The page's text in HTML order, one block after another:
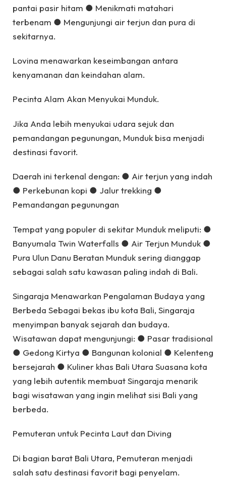
pantai pasir hitam ● Menikmati matahari
terbenam ● Mengunjungi air terjun dan pura di
sekitarnya.
Lovina menawarkan keseimbangan antara
kenyamanan dan keindahan alam.
Pecinta Alam Akan Menyukai Munduk.
Jika Anda lebih menyukai udara sejuk dan
pemandangan pegunungan, Munduk bisa menjadi
destinasi favorit.
Daerah ini terkenal dengan: ● Air terjun yang indah
● Perkebunan kopi ● Jalur trekking ●
Pemandangan pegunungan
Tempat yang populer di sekitar Munduk meliputi: ●
Banyumala Twin Waterfalls ● Air Terjun Munduk ●
Pura Ulun Danu Beratan Munduk sering dianggap
sebagai salah satu kawasan paling indah di Bali.
Singaraja Menawarkan Pengalaman Budaya yang
Berbeda Sebagai bekas ibu kota Bali, Singaraja
menyimpan banyak sejarah dan budaya.
Wisatawan dapat mengunjungi: ● Pasar tradisional
● Gedong Kirtya ● Bangunan kolonial ● Kelenteng
bersejarah ● Kuliner khas Bali Utara Suasana kota
yang lebih autentik membuat Singaraja menarik
bagi wisatawan yang ingin melihat sisi Bali yang
berbeda.
Pemuteran untuk Pecinta Laut dan Diving
Di bagian barat Bali Utara, Pemuteran menjadi
salah satu destinasi favorit bagi penyelam.